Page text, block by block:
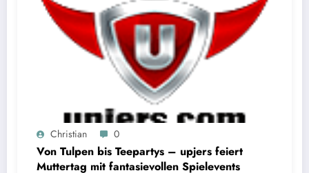
Christian 0
Von Tulpen bis Teepartys – upjers feiert
Muttertag mit fantasievollen Spielevents